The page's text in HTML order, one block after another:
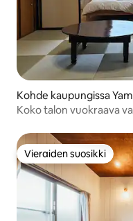
Kohde kaupungissa
Koko talon vuokraava
(rauhallinen ja selkeä
Vieraiden suosikki
Vieraiden suosikki